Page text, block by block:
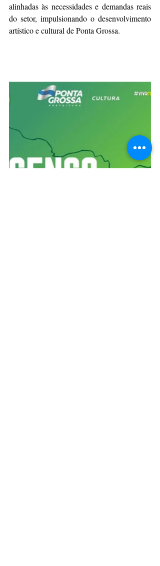
alinhadas às necessidades e demandas reais
do setor, impulsionando o desenvolvimento
artístico e cultural de Ponta Grossa.